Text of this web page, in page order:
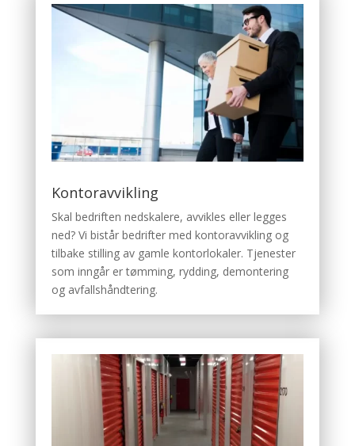
Kontoravvikling
Skal bedriften nedskalere, avvikles eller legges
ned? Vi bistår bedrifter med kontoravvikling og
tilbake stilling av gamle kontorlokaler. Tjenester
som inngår er tømming, rydding, demontering
og avfallshåndtering.